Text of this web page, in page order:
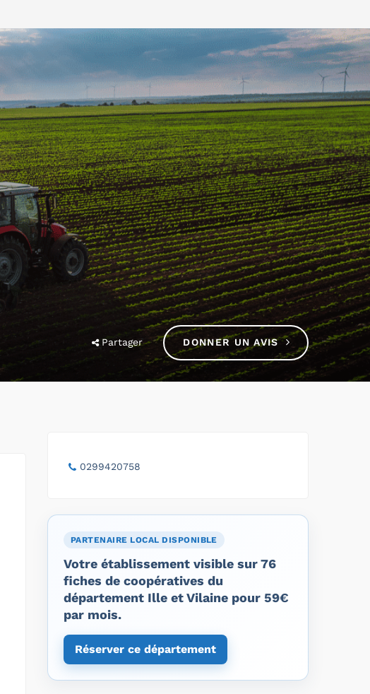
Partager DONNER UN AVIS
0299420758
PARTENAIRE LOCAL DISPONIBLE
Votre établissement visible sur 76
fiches de coopératives du
département Ille et Vilaine pour 59€
par mois.
Réserver ce département